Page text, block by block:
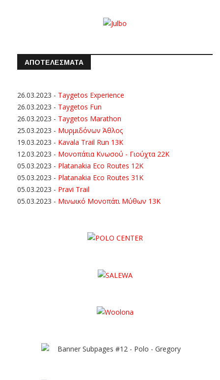
ΑΠΟΤΕΛΕΣΜΑΤΑ
26.03.2023 - Taygetos Experience
26.03.2023 - Taygetos Fun
26.03.2023 - Taygetos Marathon
25.03.2023 - Μυρμιδόνων Άθλος
19.03.2023 - Kavala Trail Run 13K
12.03.2023 - Μονοπάτια Κνωσού - Γιούχτα 22Κ
05.03.2023 - Platanakia Eco Routes 12K
05.03.2023 - Platanakia Eco Routes 31K
05.03.2023 - Pravi Trail
05.03.2023 - Μινωικό Μονοπάτι Μύθων 13Κ